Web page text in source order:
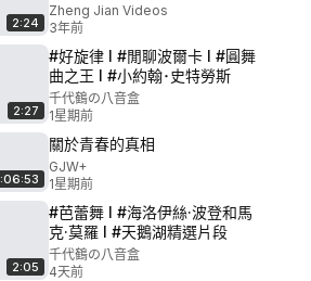
2:24
Zheng Jian Videos
3年前
2:27
#好旋律 I #閒聊波爾卡 I #圓舞
曲之王 I #小約翰･史特勞斯
千代鶴の八音盒
1星期前
關於青春的真相
GJW+
1星期前
2:05
#芭蕾舞 I #海洛伊絲·波登和馬
克·莫羅 I #天鵝湖精選片段
千代鶴の八音盒
4天前